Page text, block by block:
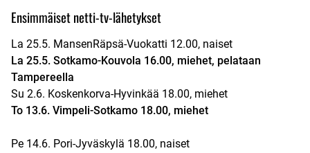
Ensimmäiset netti-tv-lähetykset
La 25.5. MansenRäpsä-Vuokatti 12.00, naiset
La 25.5. Sotkamo-Kouvola 16.00, miehet, pelataan
Tampereella
Su 2.6. Koskenkorva-Hyvinkää 18.00, miehet
To 13.6. Vimpeli-Sotkamo 18.00, miehet
Pe 14.6. Pori-Jyväskylä 18.00, naiset